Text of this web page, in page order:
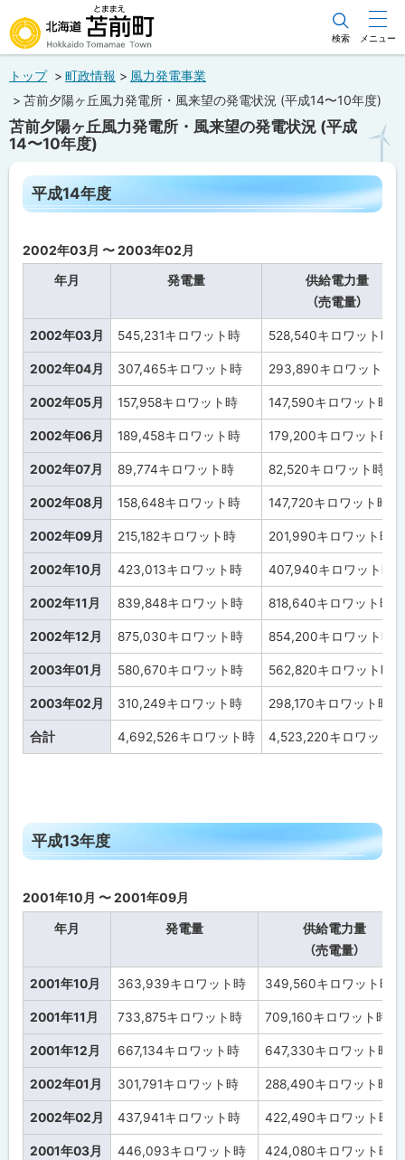
文
メ
ュ
ー
北海道苫前町
Hokkaido Tomamae Town
検索 メニュー
トップ 町政情報
風力発電事業
苫前夕陽ヶ丘風力発電所・風来望の発電状況 (平成14〜10年度)
苫前夕陽ヶ丘風力発電所・風来望の発電状況 (平成
14〜10年度)
ペ
ー
ジ
目
次
度
平
13
年
度
平
成
12
年
度
平
成
11
年
平
成
年
度
平成14年度
2002年03月 〜 2003年02月
年月 発電量
供給電力量
（売電量）
2002年03月 545,231キロワット時 528,540キロワット時
2002年04月 307,465キロワット時 293,890キロワット時
2002年05月 157,958キロワット時 147,590キロワット時
2002年06月 189,458キロワット時 179,200キロワット時
2002年07月 89,774キロワット時 82,520キロワット時
2002年08月 158,648キロワット時 147,720キロワット時
2002年09月 215,182キロワット時 201,990キロワット時
2002年10月 423,013キロワット時 407,940キロワット時
2002年11月 839,848キロワット時 818,640キロワット時
2002年12月 875,030キロワット時 854,200キロワット時
2003年01月 580,670キロワット時 562,820キロワット時
2003年02月 310,249キロワット時 298,170キロワット時
合計 4,692,526キロワット時 4,523,220キロワット時
ト
ッ
に
平成13年度
2001年10月 〜 2001年09月
年月 発電量
供給電力量
（売電量）
2001年10月 363,939キロワット時 349,560キロワット時
2001年11月 733,875キロワット時 709,160キロワット時
2001年12月 667,134キロワット時 647,330キロワット時
2002年01月 301,791キロワット時 288,490キロワット時
2002年02月 437,941キロワット時 422,490キロワット時
2001年03月 446,093キロワット時 424,080キロワット時